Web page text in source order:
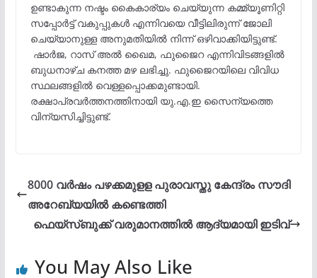
ഉണ്ടാകുന്ന നഷ്ടം കൈകാര്യം ചെയ്യുന്ന കമ്മ്യൂണിറ്റി
സപ്പോർട്ട് വകുപ്പുകൾ എന്നിവയെ വീട്ടിലിരുന്ന് ജോലി
ചെയ്യാനുള്ള അനുമതിയിൽ നിന്ന് ഒഴിവാക്കിയിട്ടുണ്ട്.
ഷാർജ, റാസ് അൽ ഖൈമ, ഫുജൈറ എന്നിവിടങ്ങളിൽ
ബുധനാഴ്ച കനത്ത മഴ ലഭിച്ചു. ഫുജൈറയിലെ വിവിധ
സ്ഥലങ്ങളിൽ വെള്ളപ്പൊക്കമുണ്ടായി.
രക്ഷാപ്രവർത്തനത്തിനായി യു.എ.ഇ സൈന്യത്തെ
വിന്യസിച്ചിട്ടുണ്ട്.
8000 വര്‍ഷം പഴക്കമുളള പുരാവസ്തു കേന്ദ്രം സൗദി
അറേബ്യയില്‍ കണ്ടെത്തി
ഫെയ്‌സ്ബുക്ക് വരുമാനത്തിൽ ആദ്യമായി ഇടിവ്
You May Also Like